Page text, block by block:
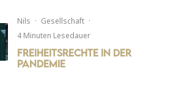
Nils · Gesellschaft ·
4 Minuten Lesedauer
Freiheitsrechte in der
Pandemie